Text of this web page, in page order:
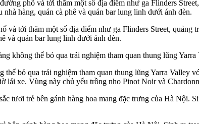
và tới thăm một số địa điểm như ga Flinders Street,
và quán bar lung linh dưới ánh đèn.
thể bỏ qua trải nghiệm tham quan thung lũng Yarra
lái xe. Vùng này chủ yếu trồng nho Pinot Noir và